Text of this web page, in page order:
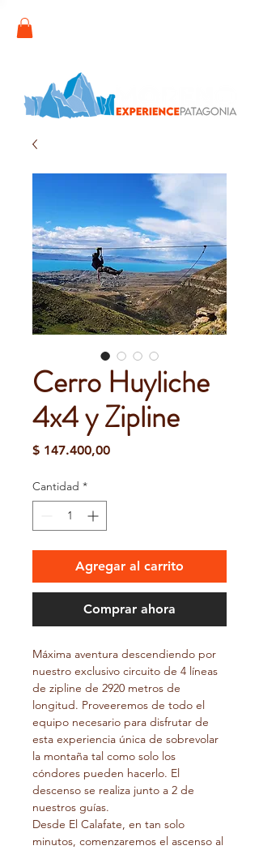
Cerro Huyliche
4x4 y Zipline
$ 147.400,00Precio
Cantidad *
Agregar al carrito
Comprar ahora
Máxima aventura descendiendo por
nuestro exclusivo circuito de 4 líneas
de zipline de 2920 metros de
longitud. Proveeremos de todo el
equipo necesario para disfrutar de
esta experiencia única de sobrevolar
la montaña tal como solo los
cóndores pueden hacerlo. El
descenso se realiza junto a 2 de
nuestros guías.
Desde El Calafate, en tan solo
minutos, comenzaremos el ascenso al